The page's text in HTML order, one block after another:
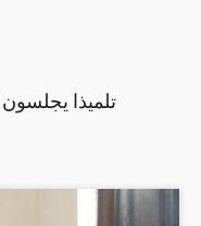
188.818 تلميذا